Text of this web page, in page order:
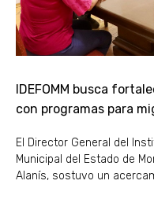
IDEFOMM busca
con programas para
El Director General del
Municipal del Estado de
Alanís, sostuvo un